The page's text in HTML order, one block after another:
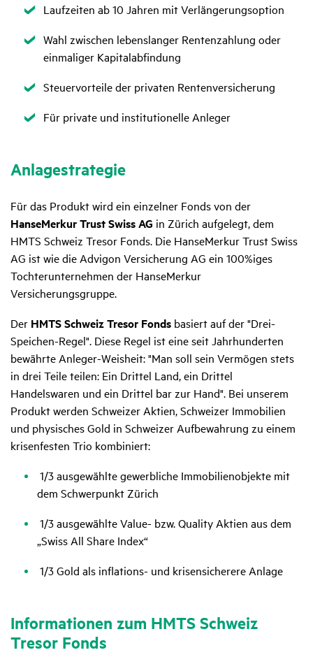
Zutreffend
Laufzeiten ab 10 Jahren mit Verlängerungsoption
Zutreffend
Wahl zwischen lebenslanger Rentenzahlung oder
einmaliger Kapitalabfindung
Zutreffend
Steuervorteile der privaten Rentenversicherung
Zutreffend
Für private und institutionelle Anleger
Anla­ge­stra­tegie
Für das Produkt wird ein einzelner Fonds von der
HanseMerkur Trust Swiss AG in Zürich aufgelegt, dem
HMTS Schweiz Tresor Fonds. Die HanseMerkur Trust Swiss
AG ist wie die Advigon Versicherung AG ein 100%iges
Tochterunternehmen der HanseMerkur
Versicherungsgruppe.
Der HMTS Schweiz Tresor Fonds basiert auf der "Drei-
Speichen-Regel". Diese Regel ist eine seit Jahrhunderten
bewährte Anleger-Weisheit: "Man soll sein Vermögen stets
in drei Teile teilen: Ein Drittel Land, ein Drittel
Handelswaren und ein Drittel bar zur Hand". Bei unserem
Produkt werden Schweizer Aktien, Schweizer Immobilien
und physisches Gold in Schweizer Aufbewahrung zu einem
krisenfesten Trio kombiniert:
1/3 ausgewählte gewerbliche Immobilienobjekte mit
dem Schwerpunkt Zürich
1/3 ausgewählte Value- bzw. Quality Aktien aus dem
„Swiss All Share Index“
1/3 Gold als inflations- und krisensicherere Anlage
Infor­ma­tionen zum HMTS Schweiz
Tresor Fonds